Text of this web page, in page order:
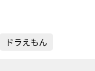
ドラえもん